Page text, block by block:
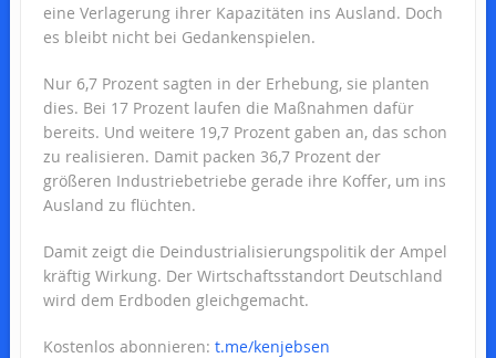
eine Verlagerung ihrer Kapazitäten ins Ausland. Doch
es bleibt nicht bei Gedankenspielen.
Nur 6,7 Prozent sagten in der Erhebung, sie planten
dies. Bei 17 Prozent laufen die Maßnahmen dafür
bereits. Und weitere 19,7 Prozent gaben an, das schon
zu realisieren. Damit packen 36,7 Prozent der
größeren Industriebetriebe gerade ihre Koffer, um ins
Ausland zu flüchten.
Damit zeigt die Deindustrialisierungspolitik der Ampel
kräftig Wirkung. Der Wirtschaftsstandort Deutschland
wird dem Erdboden gleichgemacht.
Kostenlos abonnieren: t.me/kenjebsen